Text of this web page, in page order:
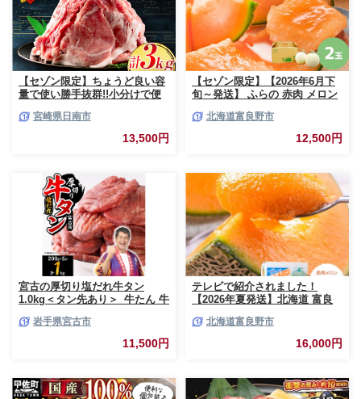
【セゾン限定】ちょうど良い容
量で使い勝手抜群!!小分けで便
3kg お肉 豚肉 ポーク 国産 小分
け 真空パック 個包装 万能食材
おすすめ おかず 食品 炒め物 お
ぶ 焼肉 お祝い 記念日 ギフト
贈り物 贈答 プレゼント おすそ
分け 宮崎県 日南市 送料無料
_BCV1-24
宮崎県日南市
13,500円
【セゾン限定】【2026年6月下
旬～発送】 ふらの 赤肉 メロン
市 (相馬農園) メロン フルーツ
果物 新鮮 甘い 贈り物 ギフト
道産 ジューシー おやつ ふらの
北海道富良野市
12,500円
宮古の厚切り塩だれ牛タン
1.0kg＜タン先あり＞_牛たん 牛
厚切り牛タン【1181948】
岩手県宮古市
11,500円
テレビで紹介されました！
【2026年夏発送】北海道 富良
上 大玉サイズ メロン
北海道富良野市
16,000円